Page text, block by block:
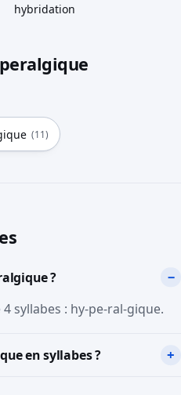
hybridation
(11)
?
syllabes : hy-pe-ral-gique.
en syllabes ?